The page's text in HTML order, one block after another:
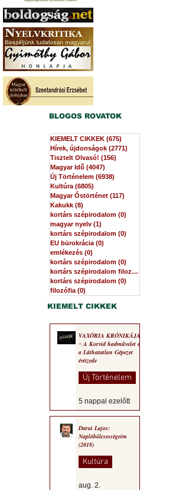
BLOGOS ROVATOK
KIEMELT CIKKEK (675)
Hírek, újdonságok (2771)
Tisztelt Olvasó! (156)
Magyar Idő (4047)
Új Történelem (6938)
Kultúra (6805)
Magyar Őstörténet (117)
Kakukk (8)
kortárs szépirodalom (0)
magyar nyelv (1)
kortárs szépirodalom (0)
EU bürokrácia (0)
emlékezés (0)
kortárs szépirodalom (0)
kortárs szépirodalom filozófia
kortárs szépirodalom (0)
filozófia (0)
KIEMELT CIKKEK
VAXÓRIA KRÓNIKÁJA
‒ A Korvid hadművelet és
a Láthatatlan Gépezet
évtizede
Új Történelem
5 nappal ezelőtt
Darai Lajos:
Naplóbölcsességeim
(2018)
Kultúra
aug. 2.